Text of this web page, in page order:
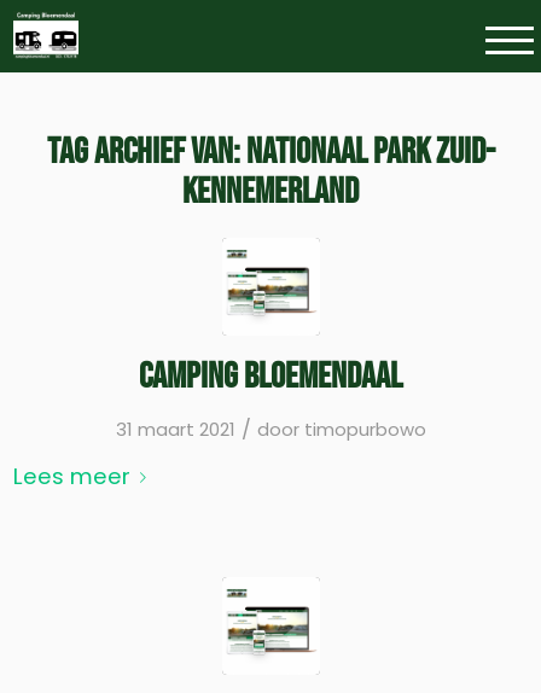
TAG ARCHIEF VAN:NATIONAAL PARK ZUID-
KENNEMERLAND
Camping Bloemendaal
31 maart 2021 / door timopurbowo
Lees meer